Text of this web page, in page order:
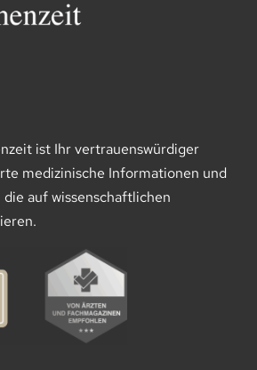
ist Ihr vertrauenswürdiger
medizinische Informationen und
auf wissenschaftlichen